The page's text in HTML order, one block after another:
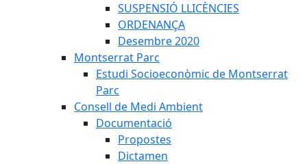
SUSPENSIÓ LLICÈNCIES
ORDENANÇA
Desembre 2020
Montserrat Parc
Estudi Socioeconòmic de Montserrat
Parc
Consell de Medi Ambient
Documentació
Propostes
Dictamen